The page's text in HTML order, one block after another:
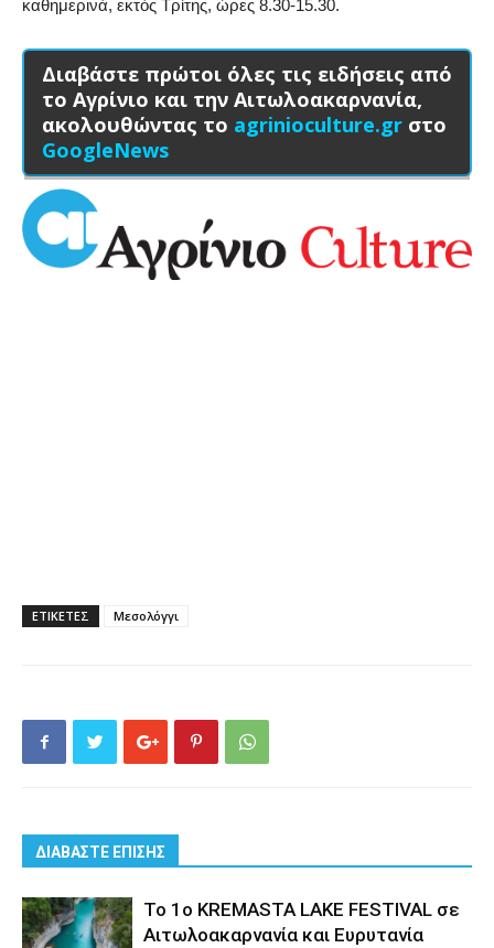
καθημερινά, εκτός Τρίτης, ώρες 8.30-15.30.
Διαβάστε πρώτοι όλες τις ειδήσεις από
το Αγρίνιο και την Αιτωλοακαρνανία,
ακολουθώντας το agrinioculture.gr στο
GoogleNews
ΕΤΙΚΕΤΕΣ Μεσολόγγι
ΔΙΑΒΑΣΤΕ ΕΠΙΣΗΣ
Το 1ο KREMASTA LAKE FESTIVAL σε
Αιτωλοακαρνανία και Ευρυτανία